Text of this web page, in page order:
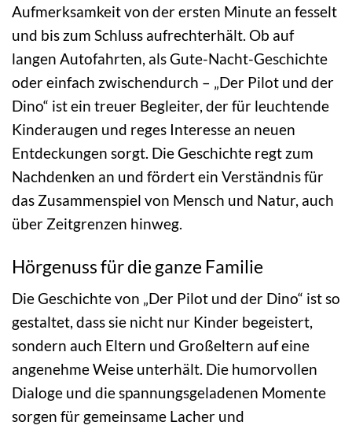
Aufmerksamkeit von der ersten Minute an fesselt
und bis zum Schluss aufrechterhält. Ob auf
langen Autofahrten, als Gute-Nacht-Geschichte
oder einfach zwischendurch – „Der Pilot und der
Dino“ ist ein treuer Begleiter, der für leuchtende
Kinderaugen und reges Interesse an neuen
Entdeckungen sorgt. Die Geschichte regt zum
Nachdenken an und fördert ein Verständnis für
das Zusammenspiel von Mensch und Natur, auch
über Zeitgrenzen hinweg.
Hörgenuss für die ganze Familie
Die Geschichte von „Der Pilot und der Dino“ ist so
gestaltet, dass sie nicht nur Kinder begeistert,
sondern auch Eltern und Großeltern auf eine
angenehme Weise unterhält. Die humorvollen
Dialoge und die spannungsgeladenen Momente
sorgen für gemeinsame Lacher und